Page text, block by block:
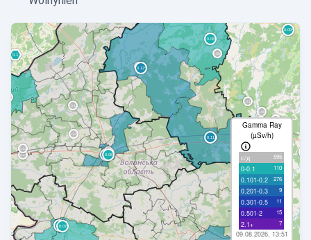
Gamma Ray
(µSv/h)
с/д 595
0-0.1 110
0.101-0.2 276
0.201-0.3 9
0.301-0.5 11
0.501-2 15
2.1+ 7
09.08.2026, 13:51